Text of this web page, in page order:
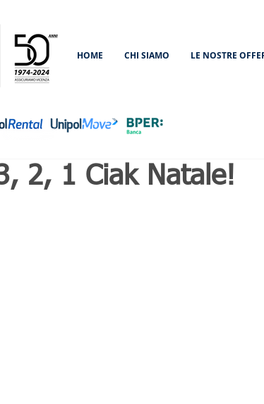
HOME CHI SIAMO LE NOSTRE
2, 1 Ciak Natale!